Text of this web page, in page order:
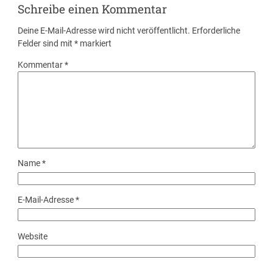
Schreibe einen Kommentar
Deine E-Mail-Adresse wird nicht veröffentlicht. Erforderliche
Felder sind mit* markiert
Kommentar*
Name*
E-Mail-Adresse*
Website